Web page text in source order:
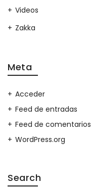
Videos
Zakka
Meta
Acceder
Feed de entradas
Feed de comentarios
WordPress.org
Search